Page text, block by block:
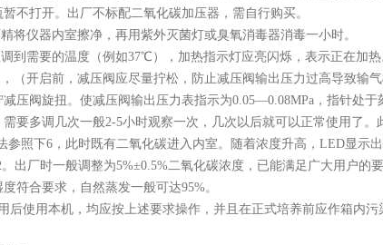
不打开。出厂不标配二氧化碳加压器，需自行购买。
将仪器内室擦净，再用紫外灭菌灯或臭氧消毒器消毒一小时。
到需要的温度（例如37℃），加热指示灯应亮闪烁，表示正在加
（开启前，减压阀应尽量拧松，防止减压阀输出压力过高导致输
压阀旋扭。使减压阀输出压力表指示为0.05—0.08MPa，指针处
要多调几次一般2-5小时观察一次，几次以后就可以正常使用了
参照下6，此时既有二氧化碳进入内室。随着浓度升高，LED显示
出厂时一般调整为5%±0.5%二氧化碳浓度，已能满足广大用户
符合要求，自然蒸发一般可达95%。
后使用本机，均应按上述要求操作，并且在正式培养前应作箱内污